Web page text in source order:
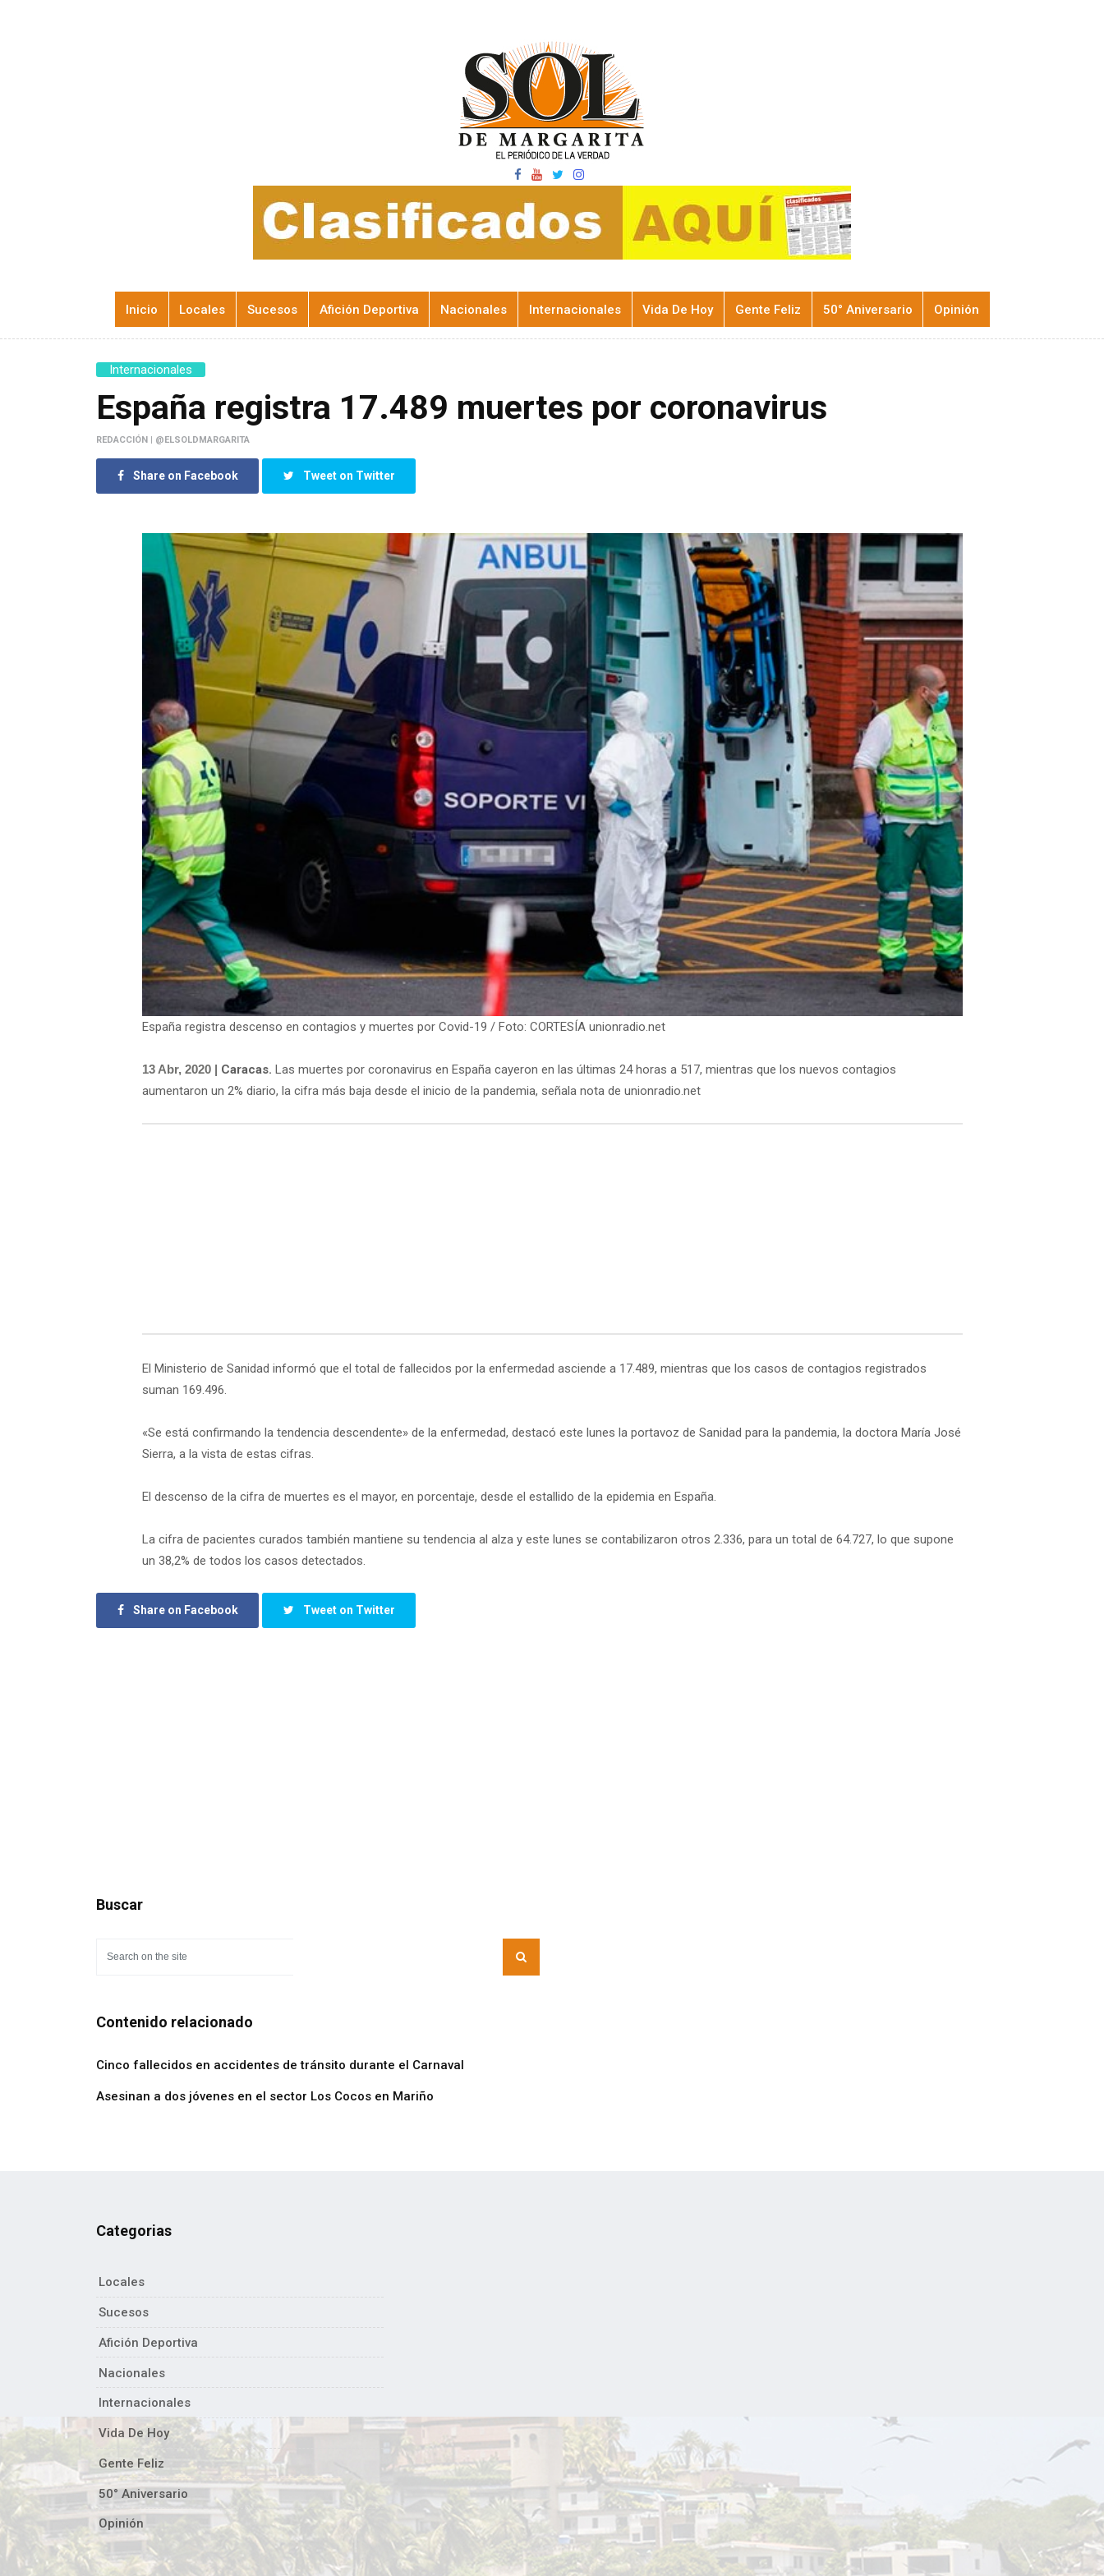
Inicio Locales Sucesos Afición Deportiva Nacionales Internacionales Vida De Hoy Gente Feliz 50° Aniversario Opinión
Internacionales
España registra 17.489 muertes por coronavirus
REDACCIÓN | @ELSOLDMARGARITA
Share on Facebook Tweet on Twitter
España registra descenso en contagios y muertes por Covid-19 / Foto: CORTESÍA unionradio.net
13 Abr, 2020 | Caracas. Las muertes por coronavirus en España cayeron en las últimas 24 horas a 517, mientras que los nuevos contagios
aumentaron un 2% diario, la cifra más baja desde el inicio de la pandemia, señala nota de unionradio.net
El Ministerio de Sanidad informó que el total de fallecidos por la enfermedad asciende a 17.489, mientras que los casos de contagios registrados
suman 169.496.
«Se está confirmando la tendencia descendente» de la enfermedad, destacó este lunes la portavoz de Sanidad para la pandemia, la doctora María José
Sierra, a la vista de estas cifras.
El descenso de la cifra de muertes es el mayor, en porcentaje, desde el estallido de la epidemia en España.
La cifra de pacientes curados también mantiene su tendencia al alza y este lunes se contabilizaron otros 2.336, para un total de 64.727, lo que supone
un 38,2% de todos los casos detectados.
Share on Facebook Tweet on Twitter
Buscar
Contenido relacionado
Cinco fallecidos en accidentes de tránsito durante el Carnaval
Asesinan a dos jóvenes en el sector Los Cocos en Mariño
Categorias
Locales
Sucesos
Afición Deportiva
Nacionales
Internacionales
Vida De Hoy
Gente Feliz
50° Aniversario
Opinión